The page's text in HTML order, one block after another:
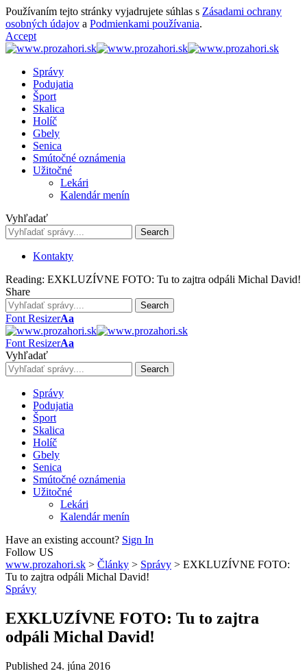
Používaním tejto stránky vyjadrujete súhlas s Zásadami ochrany
osobných údajov a Podmienkami používania.
Accept
Správy
Podujatia
Šport
Skalica
Holíč
Gbely
Senica
Smútočné oznámenia
Užitočné
Lekári
Kalendár menín
Vyhľadať
Kontakty
Reading: EXKLUZÍVNE FOTO: Tu to zajtra odpáli Michal David!
Share
Font ResizerAa
Font ResizerAa
Vyhľadať
Správy
Podujatia
Šport
Skalica
Holíč
Gbely
Senica
Smútočné oznámenia
Užitočné
Lekári
Kalendár menín
Have an existing account? Sign In
Follow US
www.prozahori.sk > Články > Správy > EXKLUZÍVNE FOTO:
Tu to zajtra odpáli Michal David!
Správy
EXKLUZÍVNE FOTO: Tu to zajtra
odpáli Michal David!
Published 24. júna 2016